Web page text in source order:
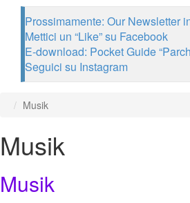
Prossimamente: Our Newsletter
Mettici un “Like” su Facebook
E-download: Pocket Guide
Seguici su Instagram
Musik
Musik
Musik